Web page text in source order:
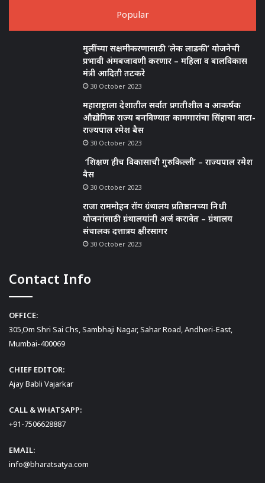
Popular
मुलींच्या सक्षमीकरणासाठी ‘लेक लाडकी’ योजनेची
प्रभावी अंमबजावणी करणार – महिला व बालविकास
मंत्री आदिती तटकरे
30 October 2023
महाराष्ट्राला देशातील सर्वात प्रगतीशील व आकर्षक
औद्योगिक राज्य बनविण्यात कामगारांचा सिंहाचा वाटा-
राज्यपाल रमेश बैस
30 October 2023
‘शिक्षण हीच विकासाची गुरुकिल्ली’ – राज्यपाल रमेश
बैस
30 October 2023
राजा राममोहन रॉय ग्रंथालय प्रतिष्ठानच्या निधी
योजनांसाठी ग्रंथालयांनी अर्ज करावेत – ग्रंथालय
संचालक दत्तात्रय क्षीरसागर
30 October 2023
Contact Info
OFFICE:
305,Om Shri Sai Chs, Sambhaji Nagar, Sahar Road, Andheri-East,
Mumbai-400069
CHIEF EDITOR:
Ajay Babli Vajarkar
CALL & WHATSAPP:
+91-7506628887
EMAIL:
info@bharatsatya.com